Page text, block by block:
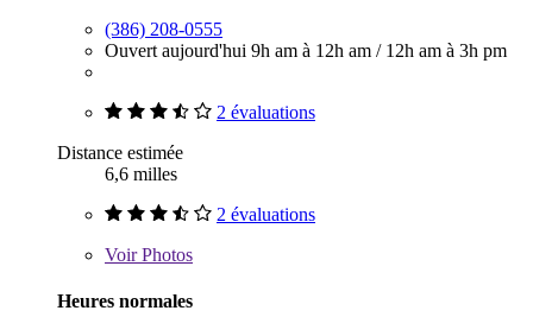
(386) 208-0555
Ouvert aujourd'hui 9h am à 12h am / 12h am à 3h pm
2 évaluations
Distance estimée
6,6 milles
2 évaluations
VoirPhotos
Heures normales